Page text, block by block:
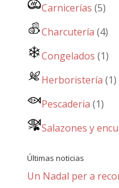
Carnicerías (5)
Charcutería (4)
Congelados (1)
Herboristería (1)
Pescaderia (1)
Salazones y
Últimas noticias
Un Nadal per a